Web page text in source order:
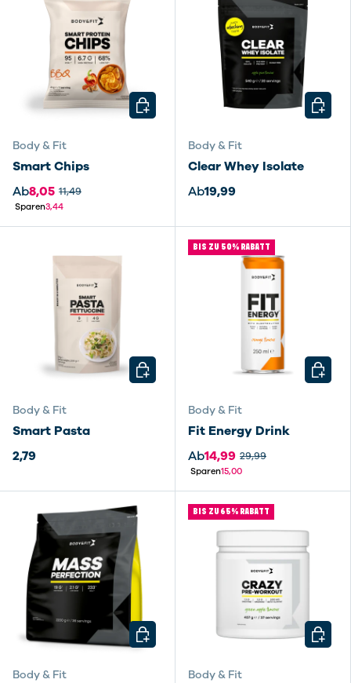
Body & Fit
Smart Chips
Ab8,05 11,49
Sparen3,44
OPTIONEN AUSWÄHLEN
Body & Fit
Clear Whey Isolate
Ab19,99
Body & Fit
Smart Pasta
2,79
OPTIONEN AUSWÄHLEN
BIS ZU 50% RABATT
Body & Fit
Fit Energy Drink
Ab14,99 29,99
Sparen15,00
Body & Fit
OPTIONEN AUSWÄHLEN
BIS ZU 65% RABATT
Body & Fit